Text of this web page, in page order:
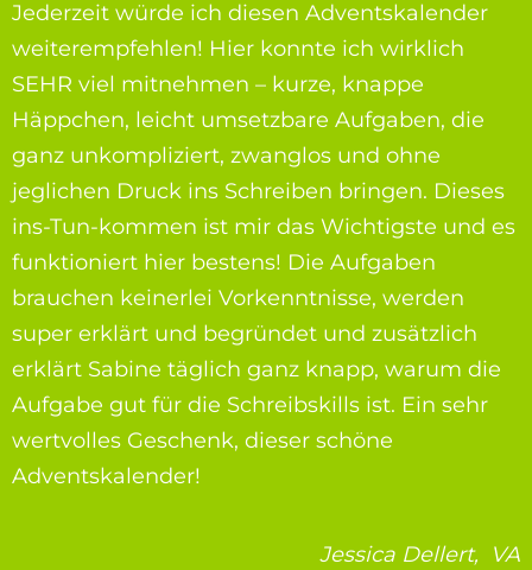
Jederzeit würde ich diesen Adventskalender
weiterempfehlen! Hier konnte ich wirklich
SEHR viel mitnehmen – kurze, knappe
Häppchen, leicht umsetzbare Aufgaben, die
ganz unkompliziert, zwanglos und ohne
jeglichen Druck ins Schreiben bringen. Dieses
ins-Tun-kommen ist mir das Wichtigste und es
funktioniert hier bestens! Die Aufgaben
brauchen keinerlei Vorkenntnisse, werden
super erklärt und begründet und zusätzlich
erklärt Sabine täglich ganz knapp, warum die
Aufgabe gut für die Schreibskills ist. Ein sehr
wertvolles Geschenk, dieser schöne
Adventskalender!
Jessica Dellert, VA